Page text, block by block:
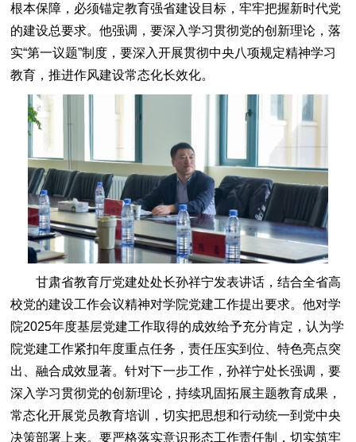
根本保障，必须锚定教育强省建设目标，牢牢把握新时代党
的建设总要求。他强调，要深入学习贯彻党的创新理论，落
实“第一议题”制度，要深入开展贯彻中央八项规定精神学习
教育，推进作风建设常态化长效化。
甘肃省教育厅党建处处长孙祥宁发表讲话，结合全省高
校党的建设工作会议精神对学院党建工作提出要求。他对学
院2025年度基层党建工作取得的成效给予充分肯定，认为学
院党建工作紧扣年度重点任务，责任压实到位、特色亮点突
出、融合成效显著。针对下一步工作，孙祥宁处长强调，要
深入学习贯彻党的创新理论，持续巩固拓展主题教育成果，
常态化开展党员教育培训，切实把思想和行动统一到党中央
决策部署上来。要严格落实意识形态工作责任制，切实筑牢